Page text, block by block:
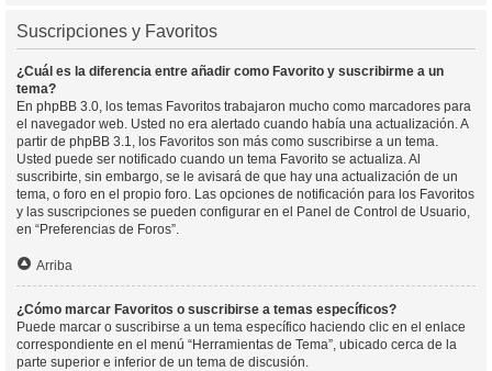
Suscripciones y Favoritos
¿Cuál es la diferencia entre añadir como Favorito y suscribirme a un
tema?
En phpBB 3.0, los temas Favoritos trabajaron mucho como marcadores para
el navegador web. Usted no era alertado cuando había una actualización. A
partir de phpBB 3.1, los Favoritos son más como suscribirse a un tema.
Usted puede ser notificado cuando un tema Favorito se actualiza. Al
suscribirte, sin embargo, se le avisará de que hay una actualización de un
tema, o foro en el propio foro. Las opciones de notificación para los Favoritos
y las suscripciones se pueden configurar en el Panel de Control de Usuario,
en “Preferencias de Foros”.
Arriba
¿Cómo marcar Favoritos o suscribirse a temas específicos?
Puede marcar o suscribirse a un tema específico haciendo clic en el enlace
correspondiente en el menú “Herramientas de Tema”, ubicado cerca de la
parte superior e inferior de un tema de discusión.